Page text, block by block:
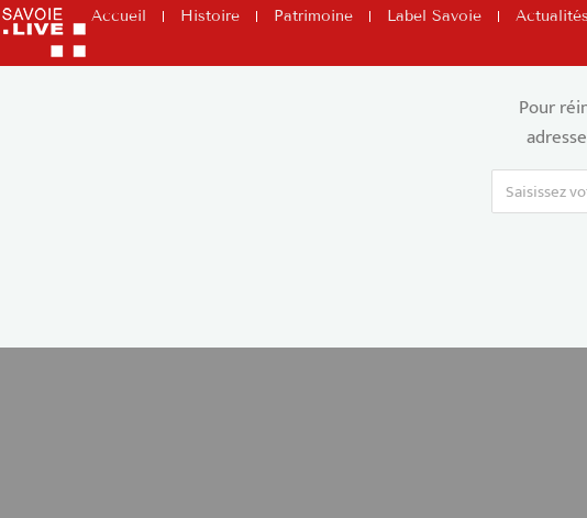
Accueil Histoire Patrimoine Label Savoie Actualités
Pour